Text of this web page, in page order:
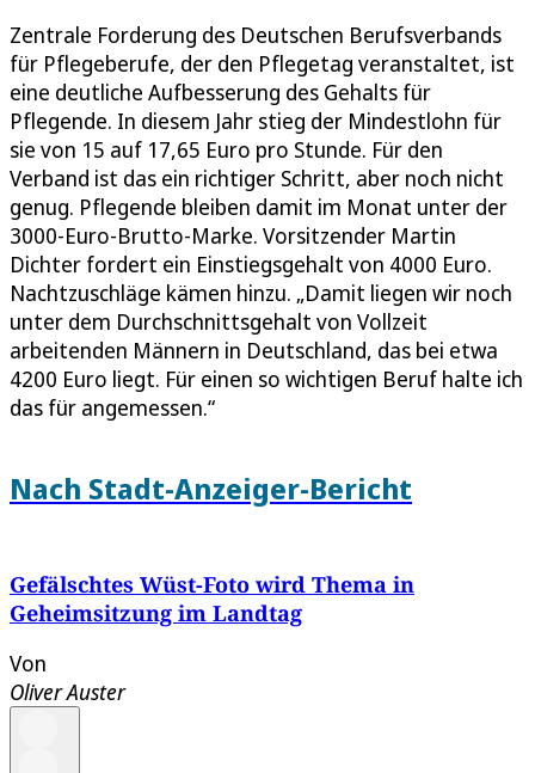
Zentrale Forderung des Deutschen Berufsverbands
für Pflegeberufe, der den Pflegetag veranstaltet, ist
eine deutliche Aufbesserung des Gehalts für
Pflegende. In diesem Jahr stieg der Mindestlohn für
sie von 15 auf 17,65 Euro pro Stunde. Für den
Verband ist das ein richtiger Schritt, aber noch nicht
genug. Pflegende bleiben damit im Monat unter der
3000-Euro-Brutto-Marke. Vorsitzender Martin
Dichter fordert ein Einstiegsgehalt von 4000 Euro.
Nachtzuschläge kämen hinzu. „Damit liegen wir noch
unter dem Durchschnittsgehalt von Vollzeit
arbeitenden Männern in Deutschland, das bei etwa
4200 Euro liegt. Für einen so wichtigen Beruf halte ich
das für angemessen.“
Nach Stadt-Anzeiger-Bericht
Gefälschtes Wüst-Foto wird Thema in
Geheimsitzung im Landtag
Von
Oliver Auster